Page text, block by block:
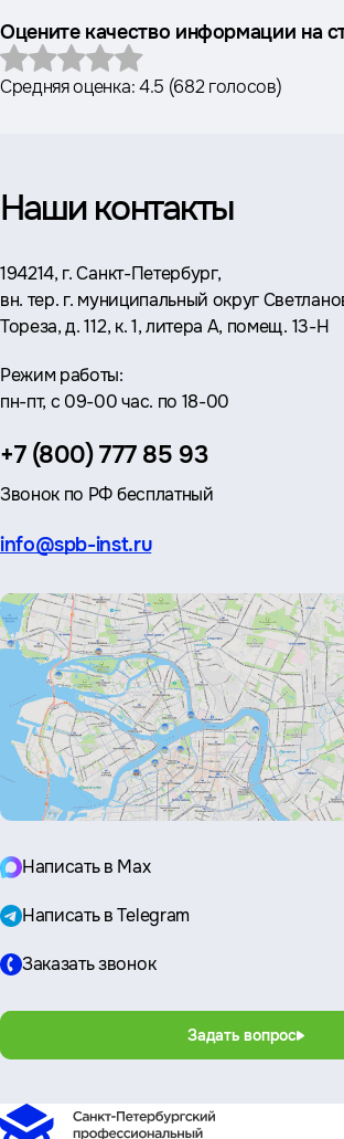
Оцените качество информации на
Средняя оценка:4.5 (682 голосов)
Наши контакты
Адрес:
194214, г. Санкт-Петербург,
вн. тер. г. муниципальный округ
Тореза, д. 112, к. 1, литера А, помещ. 13-Н
Режим работы:
пн-пт, с 09-00 час. по 18-00
Телефон:
+7 (800) 777 85 93
Звонок по РФ бесплатный
Эл.
info@spb-inst.ru
Написать в Max
Написать в Telegram
Заказать звонок
Задать вопрос